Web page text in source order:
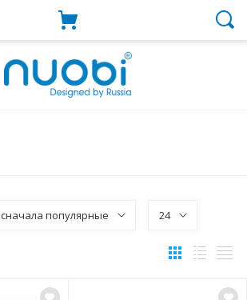
сначала популярные 24